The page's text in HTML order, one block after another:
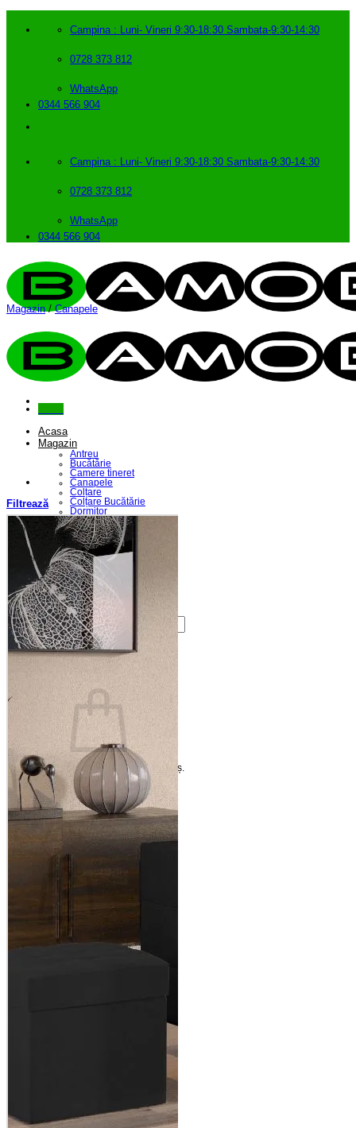
Campina : Luni- Vineri 9:30-18:30 Sambata-9:30-14:30
0728 373 812
WhatsApp
0344 566 904
Campina : Luni- Vineri 9:30-18:30 Sambata-9:30-14:30
0728 373 812
WhatsApp
0344 566 904
Acasa
Magazin
Antreu
Bucătărie
Camere tineret
Canapele
Colțare
Colțare Bucătărie
Dormitor
Fotolii
Living
Paturi
Riflaje
Saltele
Scaune
Seturi Canapele & Fotolii
Seturi Masă & Scaune
Despre Noi
Contact
Caută
după:
0,00
Nu ai niciun produs în coș.
Înapoi la magazin
Coș
Nu ai niciun produs în coș.
Magazin / Canapele
Filtrează